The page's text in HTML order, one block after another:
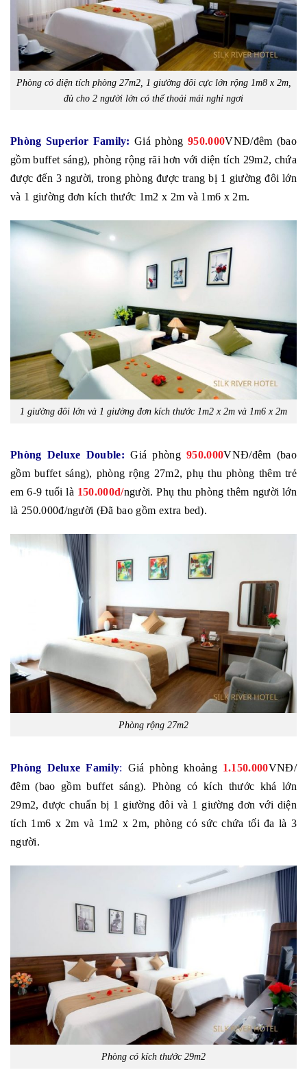
Phòng có diện tích phòng 27m2, 1 giường đôi cực lớn rộng 1m8 x 2m,
đủ cho 2 người lớn có thể thoải mái nghỉ ngơi
Phòng Superior Family:Giá phòng950.000VNĐ/đêm (bao
gồm buffet sáng), phòng rộng rãi hơn với diện tích 29m2, chứa
được đến 3 người, trong phòng được trang bị 1 giường đôi lớn
và 1 giường đơn kích thước 1m2 x 2m và 1m6 x 2m.
1 giường đôi lớn và 1 giường đơn kích thước 1m2 x 2m và 1m6 x 2m
Phòng Deluxe Double: Giá phòng950.000VNĐ/đêm (bao
gồm buffet sáng), phòng rộng 27m2, phụ thu phòng thêm trẻ
em 6-9 tuổi là 150.000đ/người. Phụ thu phòng thêm người lớn
là 250.000đ/người (Đã bao gồm extra bed).
Phòng rộng 27m2
Phòng Deluxe Family: Giá phòng khoảng 1.150.000VNĐ/
đêm (bao gồm buffet sáng). Phòng có kích thước khá lớn
29m2, được chuẩn bị 1 giường đôi và 1 giường đơn với diện
tích 1m6 x 2m và 1m2 x 2m, phòng có sức chứa tối đa là 3
người.
Phòng có kích thước 29m2